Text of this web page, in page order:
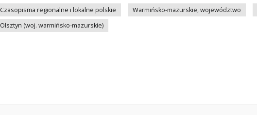
Czasopisma regionalne i lokalne polskie
Warmińsko-mazurskie, województwo
Olsztyn (woj. warmińsko-mazurskie)